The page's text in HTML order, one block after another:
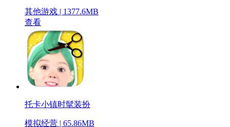
其他游戏 | 1377.6MB
查看
托卡小镇时髦装扮
模拟经营 | 65.86MB